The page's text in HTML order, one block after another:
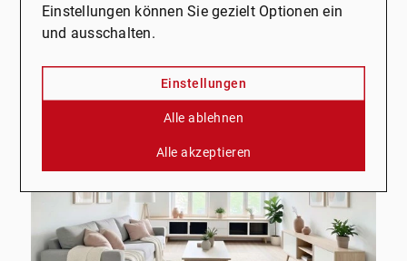
Kaltmiete
Einstellungen können Sie gezielt Optionen ein
und ausschalten.
Einstellungen
Alle ablehnen
Alle akzeptieren